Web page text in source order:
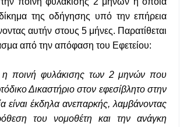
της οδήγησης υπό την επήρεια
αυτήν στους 5 μήνες. Παρατίθεται
από την απόφαση του Εφετείου:
η ποινή φυλάκισης των 2 μηνών που
Δικαστήριο στον εφεσίβλητο στην
είναι έκδηλα ανεπαρκής, λαμβάνοντας
του νομοθέτη και την ανάγκη